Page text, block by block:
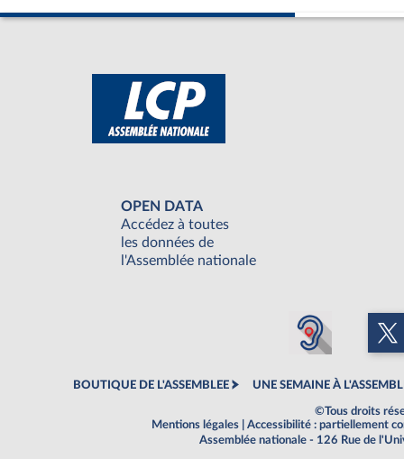
OPEN DATA
Accédez à toutes
les données de
l'Assemblée nationale
BOUTIQUE DE L'ASSEMBLEE UNE SEMAINE À
©Tous droits
Mentions légales
Accessibilité : partiellement
Assemblée nationale - 126 Rue de